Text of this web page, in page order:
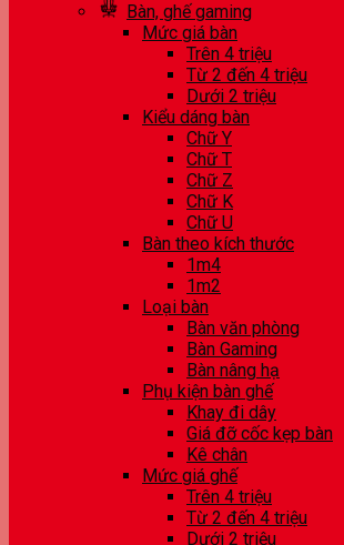
Bàn, ghế gaming
Mức giá bàn
Trên 4 triệu
Từ 2 đến 4 triệu
Dưới 2 triệu
Kiểu dáng bàn
Chữ Y
Chữ T
Chữ Z
Chữ K
Chữ U
Bàn theo kích thước
1m4
1m2
Loại bàn
Bàn văn phòng
Bàn Gaming
Bàn nâng hạ
Phụ kiện bàn ghế
Khay đi dây
Giá đỡ cốc kẹp bàn
Kê chân
Mức giá ghế
Trên 4 triệu
Từ 2 đến 4 triệu
Dưới 2 triệu